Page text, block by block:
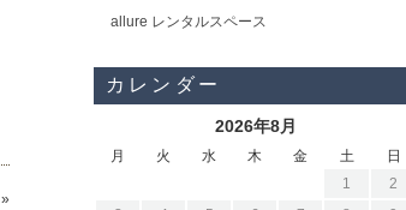
»
allure レンタルスペース
カレンダー
2026年8月
月 火 水 木 金 土
日
1
2